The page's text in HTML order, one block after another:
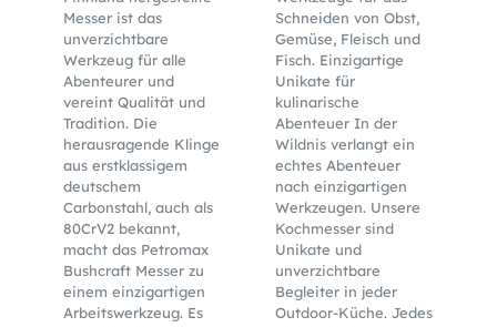
Messer ist das
unverzichtbare
Werkzeug für alle
Abenteurer und
vereint Qualität und
Tradition. Die
herausragende Klinge
aus erstklassigem
deutschem
Carbonstahl, auch als
80CrV2 bekannt,
macht das Petromax
Bushcraft Messer zu
einem einzigartigen
Arbeitswerkzeug. Es
Schneiden von Obst,
Gemüse, Fleisch und
Fisch. Einzigartige
Unikate für
kulinarische
Abenteuer In der
Wildnis verlangt ein
echtes Abenteuer
nach einzigartigen
Werkzeugen. Unsere
Kochmesser sind
Unikate und
unverzichtbare
Begleiter in jeder
Outdoor-Küche. Jedes